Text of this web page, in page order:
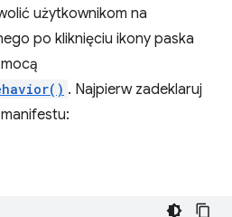
użytkownikom na
po kliknięciu ikony paska
. Najpierw zadeklaruj